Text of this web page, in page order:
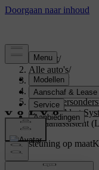
Support/
Alle auto's/
V70 2015
Driver Alert
Rijbaanassistent
Ondersteuning op maat
auto.